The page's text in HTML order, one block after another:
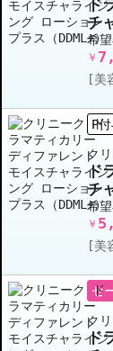
ド
チ
（
希
￥
[美
P
ク
ド
チ
（
個
希
￥
[美
セ
ク
ド